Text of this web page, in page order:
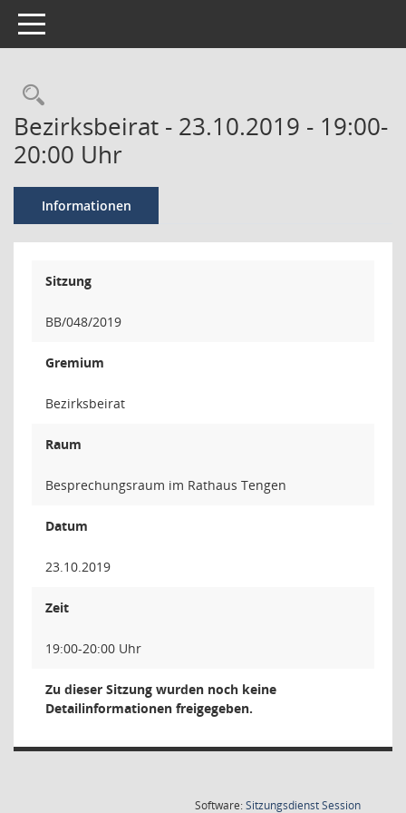
Toggle navigation
Bezirksbeirat - 23.10.2019 - 19:00-
20:00 Uhr
Informationen
Sitzung
BB/048/2019
Gremium
Bezirksbeirat
Raum
Besprechungsraum im Rathaus Tengen
Datum
23.10.2019
Zeit
19:00-20:00 Uhr
Zu dieser Sitzung wurden noch keine
Detailinformationen freigegeben.
Software:SitzungsdienstSession(Wird in